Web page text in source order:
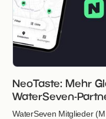
NeoTaste: Mehr
WaterSeven-
WaterSeven Mitglieder